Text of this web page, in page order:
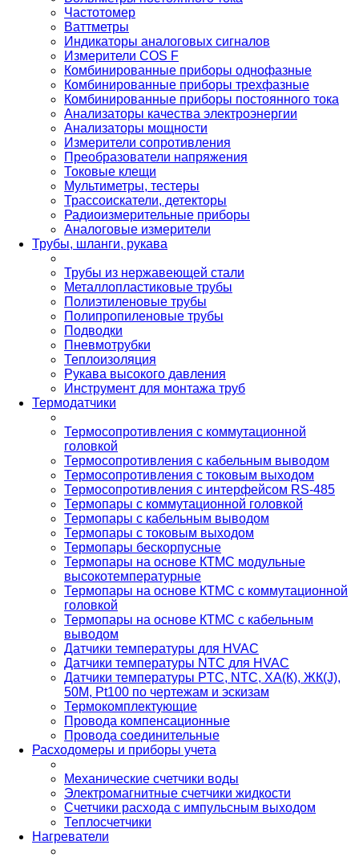
Частотомер
Ваттметры
Индикаторы аналоговых сигналов
Измерители COS F
Комбинированные приборы однофазные
Комбинированные приборы трехфазные
Комбинированные приборы постоянного тока
Анализаторы качества электроэнергии
Анализаторы мощности
Измерители сопротивления
Преобразователи напряжения
Токовые клещи
Мультиметры, тестеры
Трассоискатели, детекторы
Радиоизмерительные приборы
Аналоговые измерители
Трубы, шланги, рукава
Трубы из нержавеющей стали
Металлопластиковые трубы
Полиэтиленовые трубы
Полипропиленовые трубы
Подводки
Пневмотрубки
Теплоизоляция
Рукава высокого давления
Инструмент для монтажа труб
Термодатчики
Термосопротивления с коммутационной
головкой
Термосопротивления с кабельным выводом
Термосопротивления с токовым выходом
Термосопротивления с интерфейсом RS-485
Термопары с коммутационной головкой
Термопары с кабельным выводом
Термопары с токовым выходом
Термопары бескорпусные
Термопары на основе КТМС модульные
высокотемпературные
Термопары на основе КТМС с коммутационной
головкой
Термопары на основе КТМС с кабельным
выводом
Датчики температуры для HVAC
Датчики температуры NTC для HVAC
Датчики температуры PTС, NTC, ХА(К), ЖК(J),
50М, Pt100 по чертежам и эскизам
Термокомплектующие
Провода компенсационные
Провода соединительные
Расходомеры и приборы учета
Механические счетчики воды
Электромагнитные счетчики жидкости
Счетчики расхода с импульсным выходом
Теплосчетчики
Нагреватели